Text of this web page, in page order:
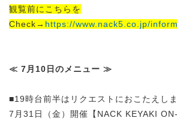
観覧前にこちらを
Check→ https://www.nack5.co.jp/
≪ 7月10日のメニュー ≫
■19時台前半はリクエストにおこたえしま
7月31日（金）開催【NACK KEYAKI